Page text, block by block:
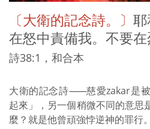
〔大衛的記念詩。〕
在怒中責備我。不要在
詩38:1，和合本
大衛的記念詩——慈愛zakar是
起來」，另一個稍微不同的意思
麼？就是他曾頑強悖逆神的罪行。